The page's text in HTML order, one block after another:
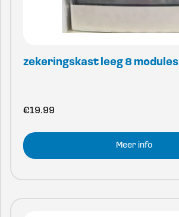
zekeringskast leeg 8 modules
€19.99
Meer info